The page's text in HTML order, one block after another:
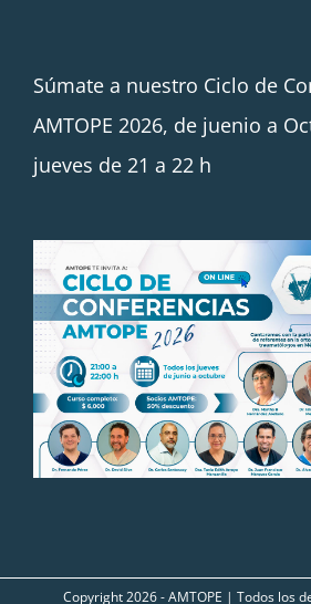
Súmate a nuestro Ciclo de
AMTOPE 2026, de juenio a
jueves de 21 a 22 h
Copyright2026 - AMTOPE | Todos los